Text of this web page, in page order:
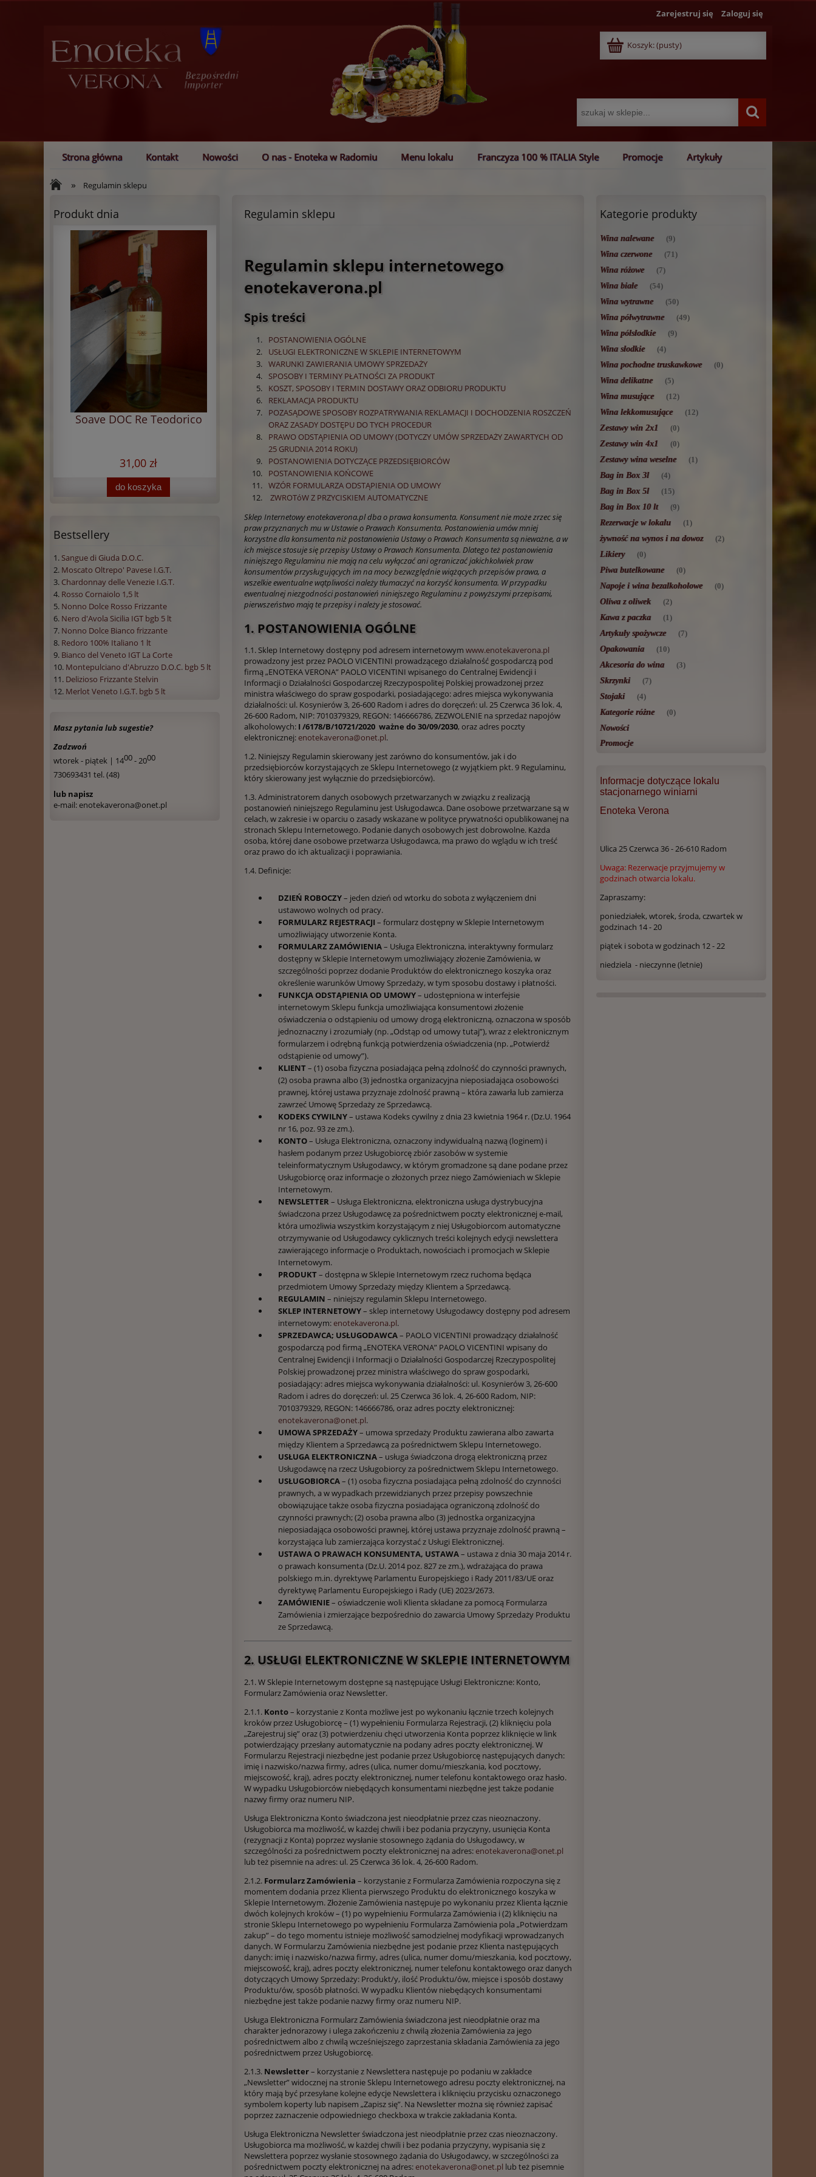
Zarejestruj się Zaloguj się
Koszyk:(pusty)
Strona główna Kontakt Nowości O nas - Enoteka w Radomiu Menu lokalu Franczyza 100 % ITALIA Style Promocje
Artykuły
Bezpieczne zakupy
» Regulamin sklepu
Produkt dnia
Soave DOC Re Teodorico
31,00 zł
do koszyka
Barone Nero Rosso Veneto
IGT
44,00 zł
do koszyka
Amarone della Valpolicella
D.O.C.
220,00 zł
Bestsellery
Sangue di Giuda D.O.C.
Moscato Oltrepo' Pavese I.G.T.
Chardonnay delle Venezie I.G.T.
Rosso Cornaiolo 1,5 lt
Nonno Dolce Rosso Frizzante
Nero d'Avola Sicilia IGT bgb 5 lt
Nonno Dolce Bianco frizzante
Redoro 100% Italiano 1 lt
Bianco del Veneto IGT La Corte
Montepulciano d'Abruzzo D.O.C. bgb 5 lt
Delizioso Frizzante Stelvin
Merlot Veneto I.G.T. bgb 5 lt
Masz pytania lub sugestie?
Zadzwoń
wtorek - piątek | 1400- 2000
730693431 tel. (48)
lub napisz
e-mail: enotekaverona@onet.pl
Regulamin sklepu
Regulamin sklepu internetowego
enotekaverona.pl
Spis treści
POSTANOWIENIA OGÓLNE
USŁUGI ELEKTRONICZNE W SKLEPIE INTERNETOWYM
WARUNKI ZAWIERANIA UMOWY SPRZEDAŻY
SPOSOBY I TERMINY PŁATNOŚCI ZA PRODUKT
KOSZT, SPOSOBY I TERMIN DOSTAWY ORAZ ODBIORU PRODUKTU
REKLAMACJA PRODUKTU
POZASĄDOWE SPOSOBY ROZPATRYWANIA REKLAMACJI I DOCHODZENIA ROSZCZEŃ
ORAZ ZASADY DOSTĘPU DO TYCH PROCEDUR
PRAWO ODSTĄPIENIA OD UMOWY (DOTYCZY UMÓW SPRZEDAŻY ZAWARTYCH OD
25 GRUDNIA 2014 ROKU)
POSTANOWIENIA DOTYCZĄCE PRZEDSIĘBIORCÓW
POSTANOWIENIA KOŃCOWE
WZÓR FORMULARZA ODSTĄPIENIA OD UMOWY
ZWROTóW Z PRZYCISKIEM AUTOMATYCZNE
Sklep Internetowy enotekaverona.pl dba o prawa konsumenta. Konsument nie może zrzec się
praw przyznanych mu w Ustawie o Prawach Konsumenta. Postanowienia umów mniej
korzystne dla konsumenta niż postanowienia Ustawy o Prawach Konsumenta są nieważne, a w
ich miejsce stosuje się przepisy Ustawy o Prawach Konsumenta. Dlatego też postanowienia
niniejszego Regulaminu nie mają na celu wyłączać ani ograniczać jakichkolwiek praw
konsumentów przysługujących im na mocy bezwzględnie wiążących przepisów prawa, a
wszelkie ewentualne wątpliwości należy tłumaczyć na korzyść konsumenta. W przypadku
ewentualnej niezgodności postanowień niniejszego Regulaminu z powyższymi przepisami,
pierwszeństwo mają te przepisy i należy je stosować.
1. POSTANOWIENIA OGÓLNE
1.1. Sklep Internetowy dostępny pod adresem internetowym www.enotekaverona.pl
prowadzony jest przez PAOLO VICENTINI prowadzącego działalność gospodarczą pod
firmą „ENOTEKA VERONA” PAOLO VICENTINI wpisanego do Centralnej Ewidencji i
Informacji o Działalności Gospodarczej Rzeczypospolitej Polskiej prowadzonej przez
ministra właściwego do spraw gospodarki, posiadającego: adres miejsca wykonywania
działalności: ul. Kosynierów 3, 26-600 Radom i adres do doręczeń: ul. 25 Czerwca 36 lok. 4,
26-600 Radom, NIP: 7010379329, REGON: 146666786, ZEZWOLENIE na sprzedaż napojów
alkoholowych: I /6178/B/10721/2020 ważne do 30/09/2030, oraz adres poczty
elektronicznej:enotekaverona@onet.pl.
1.2. Niniejszy Regulamin skierowany jest zarówno do konsumentów, jak i do
przedsiębiorców korzystających ze Sklepu Internetowego (z wyjątkiem pkt. 9 Regulaminu,
który skierowany jest wyłącznie do przedsiębiorców).
1.3. Administratorem danych osobowych przetwarzanych w związku z realizacją
postanowień niniejszego Regulaminu jest Usługodawca. Dane osobowe przetwarzane są w
celach, w zakresie i w oparciu o zasady wskazane w polityce prywatności opublikowanej na
stronach Sklepu Internetowego. Podanie danych osobowych jest dobrowolne. Każda
osoba, której dane osobowe przetwarza Usługodawca, ma prawo do wglądu w ich treść
oraz prawo do ich aktualizacji i poprawiania.
1.4. Definicje:
DZIEŃ ROBOCZY– jeden dzień od wtorku do sobota z wyłączeniem dni
ustawowo wolnych od pracy.
FORMULARZ REJESTRACJI – formularz dostępny w Sklepie Internetowym
umożliwiający utworzenie Konta.
FORMULARZ ZAMÓWIENIA– Usługa Elektroniczna, interaktywny formularz
dostępny w Sklepie Internetowym umożliwiający złożenie Zamówienia, w
szczególności poprzez dodanie Produktów do elektronicznego koszyka oraz
określenie warunków Umowy Sprzedaży, w tym sposobu dostawy i płatności.
FUNKCJA ODSTĄPIENIA OD UMOWY– udostępniona w interfejsie
internetowym Sklepu funkcja umożliwiająca konsumentowi złożenie
oświadczenia o odstąpieniu od umowy drogą elektroniczną, oznaczona w sposób
jednoznaczny i zrozumiały (np. „Odstąp od umowy tutaj”), wraz z elektronicznym
formularzem i odrębną funkcją potwierdzenia oświadczenia (np. „Potwierdź
odstąpienie od umowy”).
KLIENT– (1) osoba fizyczna posiadająca pełną zdolność do czynności prawnych,
(2) osoba prawna albo (3) jednostka organizacyjna nieposiadająca osobowości
prawnej, której ustawa przyznaje zdolność prawną – która zawarła lub zamierza
zawrzeć Umowę Sprzedaży ze Sprzedawcą.
KODEKS CYWILNY– ustawa Kodeks cywilny z dnia 23 kwietnia 1964 r. (Dz.U. 1964
nr 16, poz. 93 ze zm.).
KONTO– Usługa Elektroniczna, oznaczony indywidualną nazwą (loginem) i
hasłem podanym przez Usługobiorcę zbiór zasobów w systemie
teleinformatycznym Usługodawcy, w którym gromadzone są dane podane przez
Usługobiorcę oraz informacje o złożonych przez niego Zamówieniach w Sklepie
Internetowym.
NEWSLETTER– Usługa Elektroniczna, elektroniczna usługa dystrybucyjna
świadczona przez Usługodawcę za pośrednictwem poczty elektronicznej e-mail,
która umożliwia wszystkim korzystającym z niej Usługobiorcom automatyczne
otrzymywanie od Usługodawcy cyklicznych treści kolejnych edycji newslettera
zawierającego informacje o Produktach, nowościach i promocjach w Sklepie
Internetowym.
PRODUKT– dostępna w Sklepie Internetowym rzecz ruchoma będąca
przedmiotem Umowy Sprzedaży między Klientem a Sprzedawcą.
REGULAMIN – niniejszy regulamin Sklepu Internetowego.
SKLEP INTERNETOWY– sklep internetowy Usługodawcy dostępny pod adresem
internetowym:enotekaverona.pl.
SPRZEDAWCA; USŁUGODAWCA– PAOLO VICENTINI prowadzący działalność
gospodarczą pod firmą „ENOTEKA VERONA” PAOLO VICENTINI wpisany do
Centralnej Ewidencji i Informacji o Działalności Gospodarczej Rzeczypospolitej
Polskiej prowadzonej przez ministra właściwego do spraw gospodarki,
posiadający: adres miejsca wykonywania działalności: ul. Kosynierów 3, 26-600
Radom i adres do doręczeń: ul. 25 Czerwca 36 lok. 4, 26-600 Radom, NIP:
7010379329, REGON: 146666786, oraz adres poczty elektronicznej:
enotekaverona@onet.pl.
UMOWA SPRZEDAŻY– umowa sprzedaży Produktu zawierana albo zawarta
między Klientem a Sprzedawcą za pośrednictwem Sklepu Internetowego.
USŁUGA ELEKTRONICZNA– usługa świadczona drogą elektroniczną przez
Usługodawcę na rzecz Usługobiorcy za pośrednictwem Sklepu Internetowego.
USŁUGOBIORCA– (1) osoba fizyczna posiadająca pełną zdolność do czynności
prawnych, a w wypadkach przewidzianych przez przepisy powszechnie
obowiązujące także osoba fizyczna posiadająca ograniczoną zdolność do
czynności prawnych; (2) osoba prawna albo (3) jednostka organizacyjna
nieposiadająca osobowości prawnej, której ustawa przyznaje zdolność prawną –
korzystająca lub zamierzająca korzystać z Usługi Elektronicznej.
USTAWA O PRAWACH KONSUMENTA, USTAWA– ustawa z dnia 30 maja 2014 r.
o prawach konsumenta (Dz.U. 2014 poz. 827 ze zm.), wdrażająca do prawa
polskiego m.in. dyrektywę Parlamentu Europejskiego i Rady 2011/83/UE oraz
dyrektywę Parlamentu Europejskiego i Rady (UE) 2023/2673.
ZAMÓWIENIE– oświadczenie woli Klienta składane za pomocą Formularza
Zamówienia i zmierzające bezpośrednio do zawarcia Umowy Sprzedaży Produktu
ze Sprzedawcą.
2. USŁUGI ELEKTRONICZNE W SKLEPIE INTERNETOWYM
2.1. W Sklepie Internetowym dostępne są następujące Usługi Elektroniczne: Konto,
Formularz Zamówienia oraz Newsletter.
2.1.1. Konto– korzystanie z Konta możliwe jest po wykonaniu łącznie trzech kolejnych
kroków przez Usługobiorcę – (1) wypełnieniu Formularza Rejestracji, (2) kliknięciu pola
„Zarejestruj się” oraz (3) potwierdzeniu chęci utworzenia Konta poprzez kliknięcie w link
potwierdzający przesłany automatycznie na podany adres poczty elektronicznej. W
Formularzu Rejestracji niezbędne jest podanie przez Usługobiorcę następujących danych:
imię i nazwisko/nazwa firmy, adres (ulica, numer domu/mieszkania, kod pocztowy,
miejscowość, kraj), adres poczty elektronicznej, numer telefonu kontaktowego oraz hasło.
W wypadku Usługobiorców niebędących konsumentami niezbędne jest także podanie
nazwy firmy oraz numeru NIP.
Usługa Elektroniczna Konto świadczona jest nieodpłatnie przez czas nieoznaczony.
Usługobiorca ma możliwość, w każdej chwili i bez podania przyczyny, usunięcia Konta
(rezygnacji z Konta) poprzez wysłanie stosownego żądania do Usługodawcy, w
szczególności za pośrednictwem poczty elektronicznej na adres:enotekaverona@onet.pl
lub też pisemnie na adres: ul. 25 Czerwca 36 lok. 4, 26-600 Radom.
2.1.2. Formularz Zamówienia – korzystanie z Formularza Zamówienia rozpoczyna się z
momentem dodania przez Klienta pierwszego Produktu do elektronicznego koszyka w
Sklepie Internetowym. Złożenie Zamówienia następuje po wykonaniu przez Klienta łącznie
dwóch kolejnych kroków – (1) po wypełnieniu Formularza Zamówienia i (2) kliknięciu na
stronie Sklepu Internetowego po wypełnieniu Formularza Zamówienia pola „Potwierdzam
zakup” – do tego momentu istnieje możliwość samodzielnej modyfikacji wprowadzanych
danych. W Formularzu Zamówienia niezbędne jest podanie przez Klienta następujących
danych: imię i nazwisko/nazwa firmy, adres (ulica, numer domu/mieszkania, kod pocztowy,
miejscowość, kraj), adres poczty elektronicznej, numer telefonu kontaktowego oraz danych
dotyczących Umowy Sprzedaży: Produkt/y, ilość Produktu/ów, miejsce i sposób dostawy
Produktu/ów, sposób płatności. W wypadku Klientów niebędących konsumentami
niezbędne jest także podanie nazwy firmy oraz numeru NIP.
Usługa Elektroniczna Formularz Zamówienia świadczona jest nieodpłatnie oraz ma
charakter jednorazowy i ulega zakończeniu z chwilą złożenia Zamówienia za jego
pośrednictwem albo z chwilą wcześniejszego zaprzestania składania Zamówienia za jego
pośrednictwem przez Usługobiorcę.
2.1.3. Newsletter– korzystanie z Newslettera następuje po podaniu w zakładce
„Newsletter” widocznej na stronie Sklepu Internetowego adresu poczty elektronicznej, na
który mają być przesyłane kolejne edycje Newslettera i kliknięciu przycisku oznaczonego
symbolem koperty lub napisem „Zapisz się”. Na Newsletter można się również zapisać
poprzez zaznaczenie odpowiedniego checkboxa w trakcie zakładania Konta.
Usługa Elektroniczna Newsletter świadczona jest nieodpłatnie przez czas nieoznaczony.
Usługobiorca ma możliwość, w każdej chwili i bez podania przyczyny, wypisania się z
Newslettera poprzez wysłanie stosownego żądania do Usługodawcy, w szczególności za
pośrednictwem poczty elektronicznej na adres:enotekaverona@onet.pl lub też pisemnie
Kategorie produkty
Wina nalewane (9)
Wina czerwone (71)
Wina różowe (7)
Wina białe (54)
Wina wytrawne (50)
Wina półwytrawne (49)
Wina półsłodkie (9)
Wina słodkie (4)
Wina pochodne truskawkowe (0)
Wina delikatne (5)
Wina musujące (12)
Wina lekkomusujące (12)
Zestawy win 2x1 (0)
Zestawy win 4x1 (0)
Zestawy wina weselne (1)
Bag in Box 3l (4)
Bag in Box 5l (15)
Bag in Box 10 lt (9)
Rezerwacje w lokalu (1)
żywność na wynos i na dowoz (2)
Likiery (0)
Piwa butelkowane (0)
Napoje i wina bezalkoholowe (0)
Oliwa z oliwek (2)
Kawa z paczka (1)
Artykuły spożywcze (7)
Opakowania (10)
Akcesoria do wina (3)
Skrzynki (7)
Stojaki (4)
Kategorie różne (0)
Nowości
Promocje
Informacje dotyczące lokalu
stacjonarnego winiarni
Enoteka Verona
Ulica 25 Czerwca 36 - 26-610 Radom
Uwaga: Rezerwacje przyjmujemy w
godzinach otwarcia lokalu.
Zapraszamy:
poniedziałek, wtorek, środa, czwartek w
godzinach 14 - 20
piątek i sobota w godzinach 12 - 22
niedziela - nieczynne (letnie)